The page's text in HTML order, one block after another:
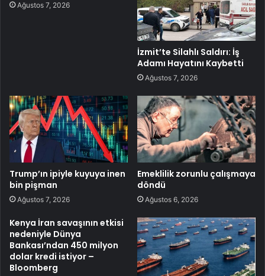
Ağustos 7, 2026
İzmit’te Silahlı Saldırı: İş
Adamı Hayatını Kaybetti
Ağustos 7, 2026
Trump’ın ipiyle kuyuya inen
bin pişman
Ağustos 7, 2026
Emeklilik zorunlu çalışmaya
döndü
Ağustos 6, 2026
Kenya İran savaşının etkisi
nedeniyle Dünya
Bankası’ndan 450 milyon
dolar kredi istiyor –
Bloomberg